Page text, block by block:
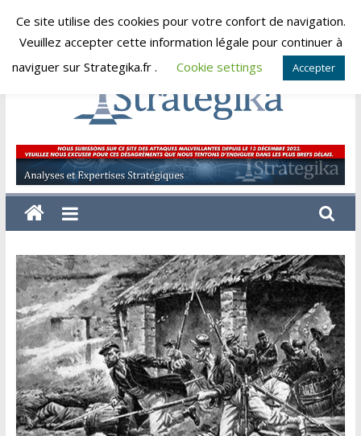
Skip
vendredi, août 7, 2026
Strategika
Expertise
et
Analyses
Ce site utilise des cookies pour votre confort de navigation.
Veuillez accepter cette information légale pour continuer à
naviguer sur Strategika.fr .
Cookie settings Accepter